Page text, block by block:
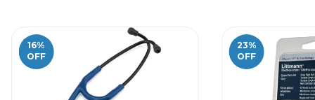
16%
OFF
23%
OFF